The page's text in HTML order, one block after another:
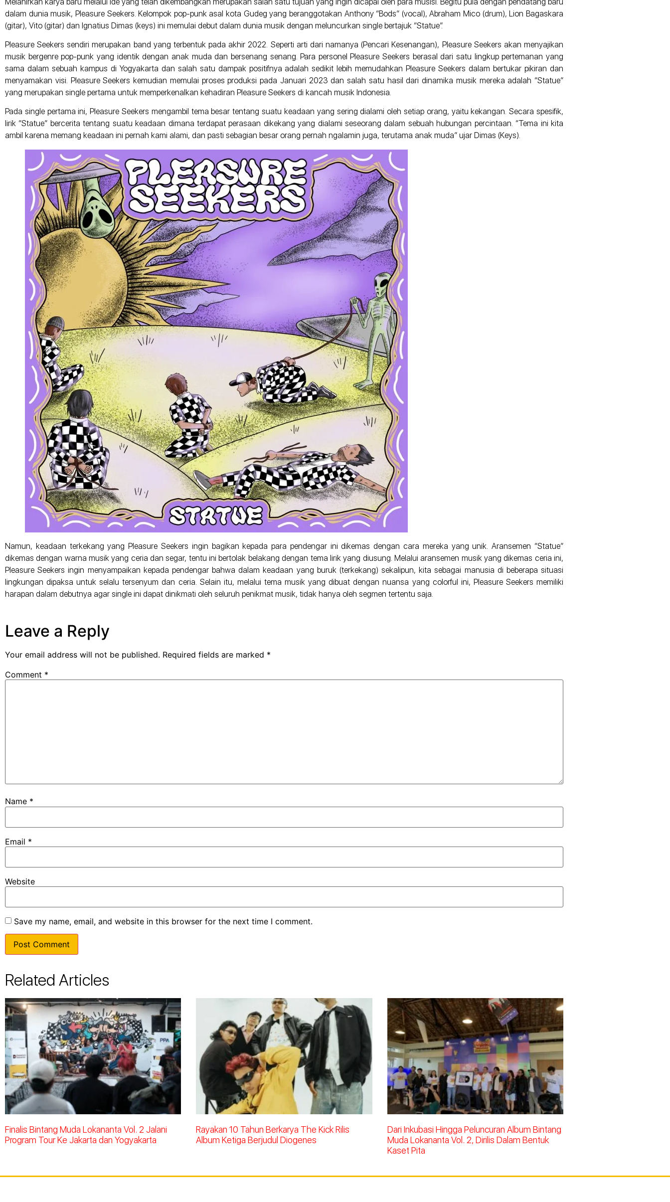
dalam dunia musik, Pleasure Seekers. Kelompok pop-punk asal kota Gudeg yang beranggotakan Anthony “Bods” (vocal), Abraham Mico (drum), Lion Bagaskara
(gitar), Vito (gitar) dan Ignatius Dimas (keys) ini memulai debut dalam dunia musik dengan meluncurkan single bertajuk “Statue”.
Pleasure Seekers sendiri merupakan band yang terbentuk pada akhir 2022. Seperti arti dari namanya (Pencari Kesenangan), Pleasure Seekers akan menyajikan
musik bergenre pop-punk yang identik dengan anak muda dan bersenang senang. Para personel Pleasure Seekers berasal dari satu lingkup pertemanan yang
sama dalam sebuah kampus di Yogyakarta dan salah satu dampak positifnya adalah sedikit lebih memudahkan Pleasure Seekers dalam bertukar pikiran dan
menyamakan visi. Pleasure Seekers kemudian memulai proses produksi pada Januari 2023 dan salah satu hasil dari dinamika musik mereka adalah “Statue”
yang merupakan single pertama untuk memperkenalkan kehadiran Pleasure Seekers di kancah musik Indonesia.
Pada single pertama ini, Pleasure Seekers mengambil tema besar tentang suatu keadaan yang sering dialami oleh setiap orang, yaitu kekangan. Secara spesifik,
lirik “Statue” bercerita tentang suatu keadaan dimana terdapat perasaan dikekang yang dialami seseorang dalam sebuah hubungan percintaan. “Tema ini kita
ambil karena memang keadaan ini pernah kami alami, dan pasti sebagian besar orang pernah ngalamin juga, terutama anak muda” ujar Dimas (Keys).
Namun, keadaan terkekang yang Pleasure Seekers ingin bagikan kepada para pendengar ini dikemas dengan cara mereka yang unik. Aransemen “Statue”
dikemas dengan warna musik yang ceria dan segar, tentu ini bertolak belakang dengan tema lirik yang diusung. Melalui aransemen musik yang dikemas ceria ini,
Pleasure Seekers ingin menyampaikan kepada pendengar bahwa dalam keadaan yang buruk (terkekang) sekalipun, kita sebagai manusia di beberapa situasi
lingkungan dipaksa untuk selalu tersenyum dan ceria. Selain itu, melalui tema musik yang dibuat dengan nuansa yang colorful ini, Pleasure Seekers memiliki
harapan dalam debutnya agar single ini dapat dinikmati oleh seluruh penikmat musik, tidak hanya oleh segmen tertentu saja.
Leave a Reply
Your email address will not be published. Required fields are marked *
Comment *
Name *
Email *
Website
Save my name, email, and website in this browser for the next time I comment.
Related Articles
Finalis Bintang Muda Lokananta Vol. 2 Jalani
Program Tour Ke Jakarta dan Yogyakarta
Rayakan 10 Tahun Berkarya The Kick Rilis
Album Ketiga Berjudul Diogenes
Dari Inkubasi Hingga Peluncuran Album Bintang
Muda Lokananta Vol. 2, Dirilis Dalam Bentuk
Kaset Pita